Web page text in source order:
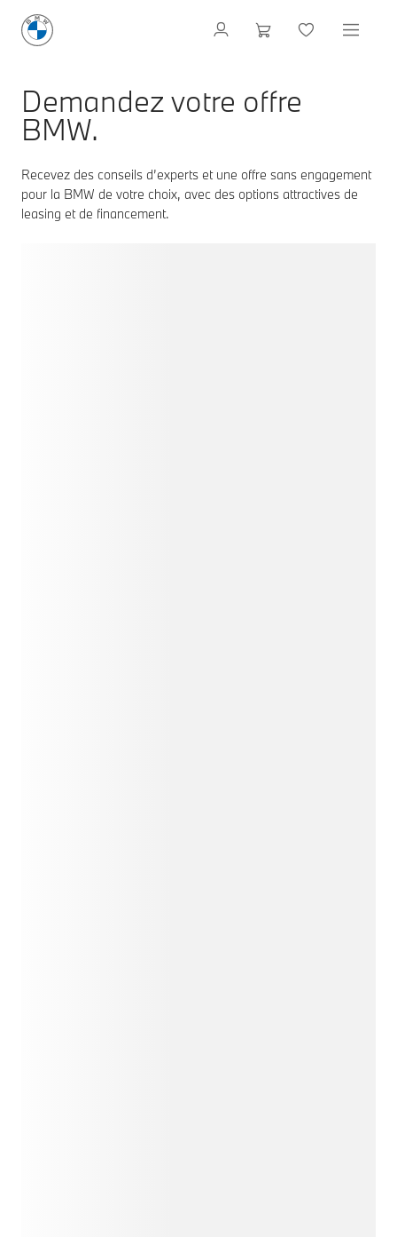
Demandez votre offre
BMW.
Recevez des conseils d’experts et une offre sans engagement
pour la BMW de votre choix, avec des options attractives de
leasing et de financement.